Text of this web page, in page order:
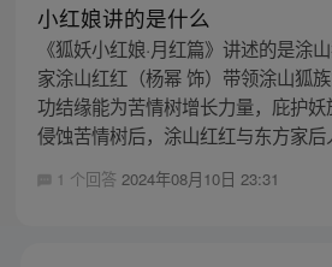
小红娘讲的是什么
《狐妖小红娘·月红篇》讲述的是涂
家涂山红红（杨幂 饰）带领涂山狐
功结缘能为苦情树增长力量，庇护
侵蚀苦情树后，涂山红红与东方家
1 个回答 2024年08月10日 23:31